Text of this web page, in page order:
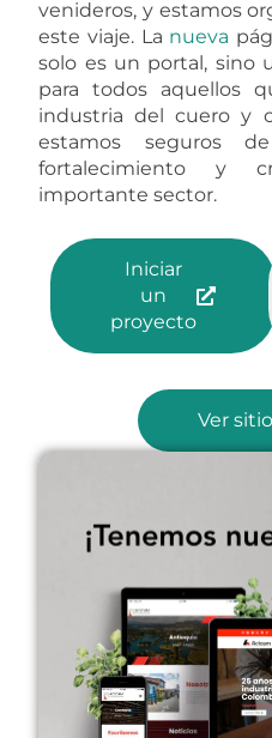
venideros, y estamos
este viaje. La nueva
solo es un portal, sino
para todos aquellos
industria del cuero y
estamos seguros
fortalecimiento y
importante sector.
Iniciar
un
proyecto
Ver